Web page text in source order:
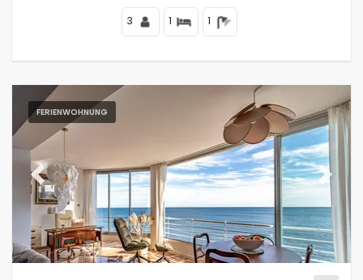
3 1 1
FERIENWOHNUNG
Previous Next